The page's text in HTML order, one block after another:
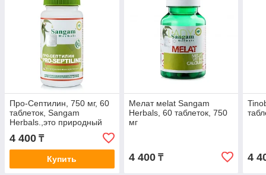
Про-Септилин, 750 мг, 60
таблеток, Sangam
Herbals.,это природный
иммуномодулятор,
выводит токсины
4 400 ₸
Купить
Мелат мelat Sangam
Herbals, 60 таблеток, 750
мг
4 400₸ 4